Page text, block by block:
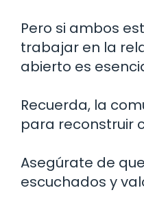
Pero si ambos
trabajar en la
abierto es
Recuerda, la
para reconstruir
Asegúrate de
escuchados y